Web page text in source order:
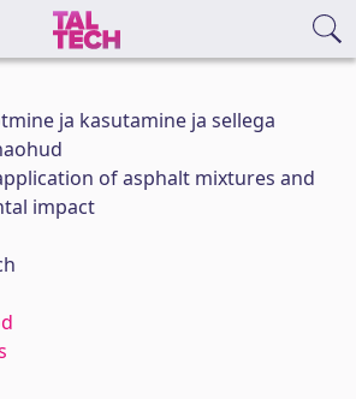
ja kasutamine ja sellega
of asphalt mixtures and
impact